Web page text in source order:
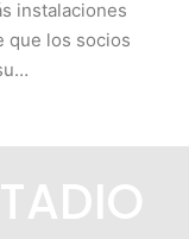
instalaciones
que los socios